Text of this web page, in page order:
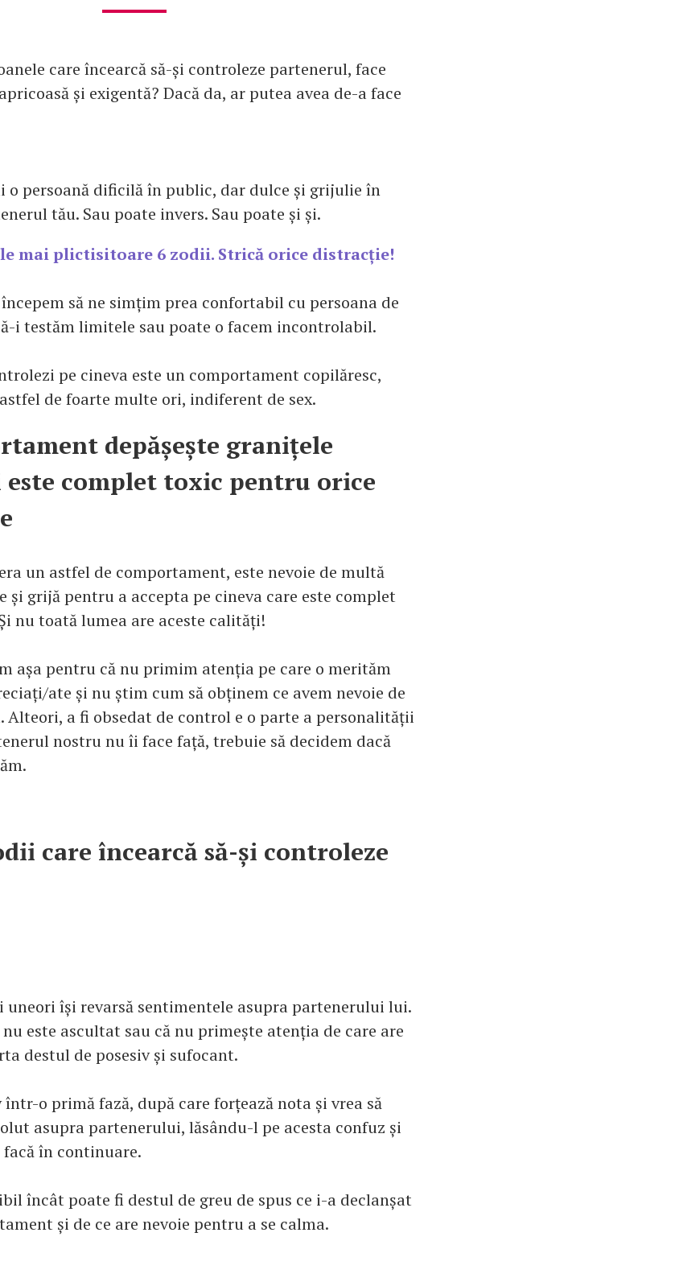
care încearcă să-și controleze partenerul, face
și exigentă? Dacă da, ar putea avea de-a face
o persoană dificilă în public, dar dulce și grijulie în
tău. Sau poate invers. Sau poate și și.
mai plictisitoare 6 zodii. Strică orice distracție!
să ne simțim prea confortabil cu persoana de
i testăm limitele sau poate o facem incontrolabil.
pe cineva este un comportament copilăresc,
de foarte multe ori, indiferent de sex.
depășește granițele
complet toxic pentru orice
un astfel de comportament, este nevoie de multă
și grijă pentru a accepta pe cineva care este complet
nu toată lumea are aceste calități!
așa pentru că nu primim atenția pe care o merităm
ate și nu știm cum să obținem ce avem nevoie de
a fi obsedat de control e o parte a personalității
nostru nu îi face față, trebuie să decidem dacă
care încearcă să-și controleze
uneori își revarsă sentimentele asupra partenerului lui.
este ascultat sau că nu primește atenția de care are
destul de posesiv și sufocant.
într-o primă fază, după care forțează nota și vrea să
asupra partenerului, lăsându-l pe acesta confuz și
facă în continuare.
încât poate fi destul de greu de spus ce i-a declanșat
și de ce are nevoie pentru a se calma.